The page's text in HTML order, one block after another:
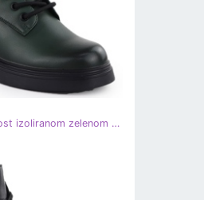
Kožne čizme na post izoliranom zelenom Vinceza 26-39950